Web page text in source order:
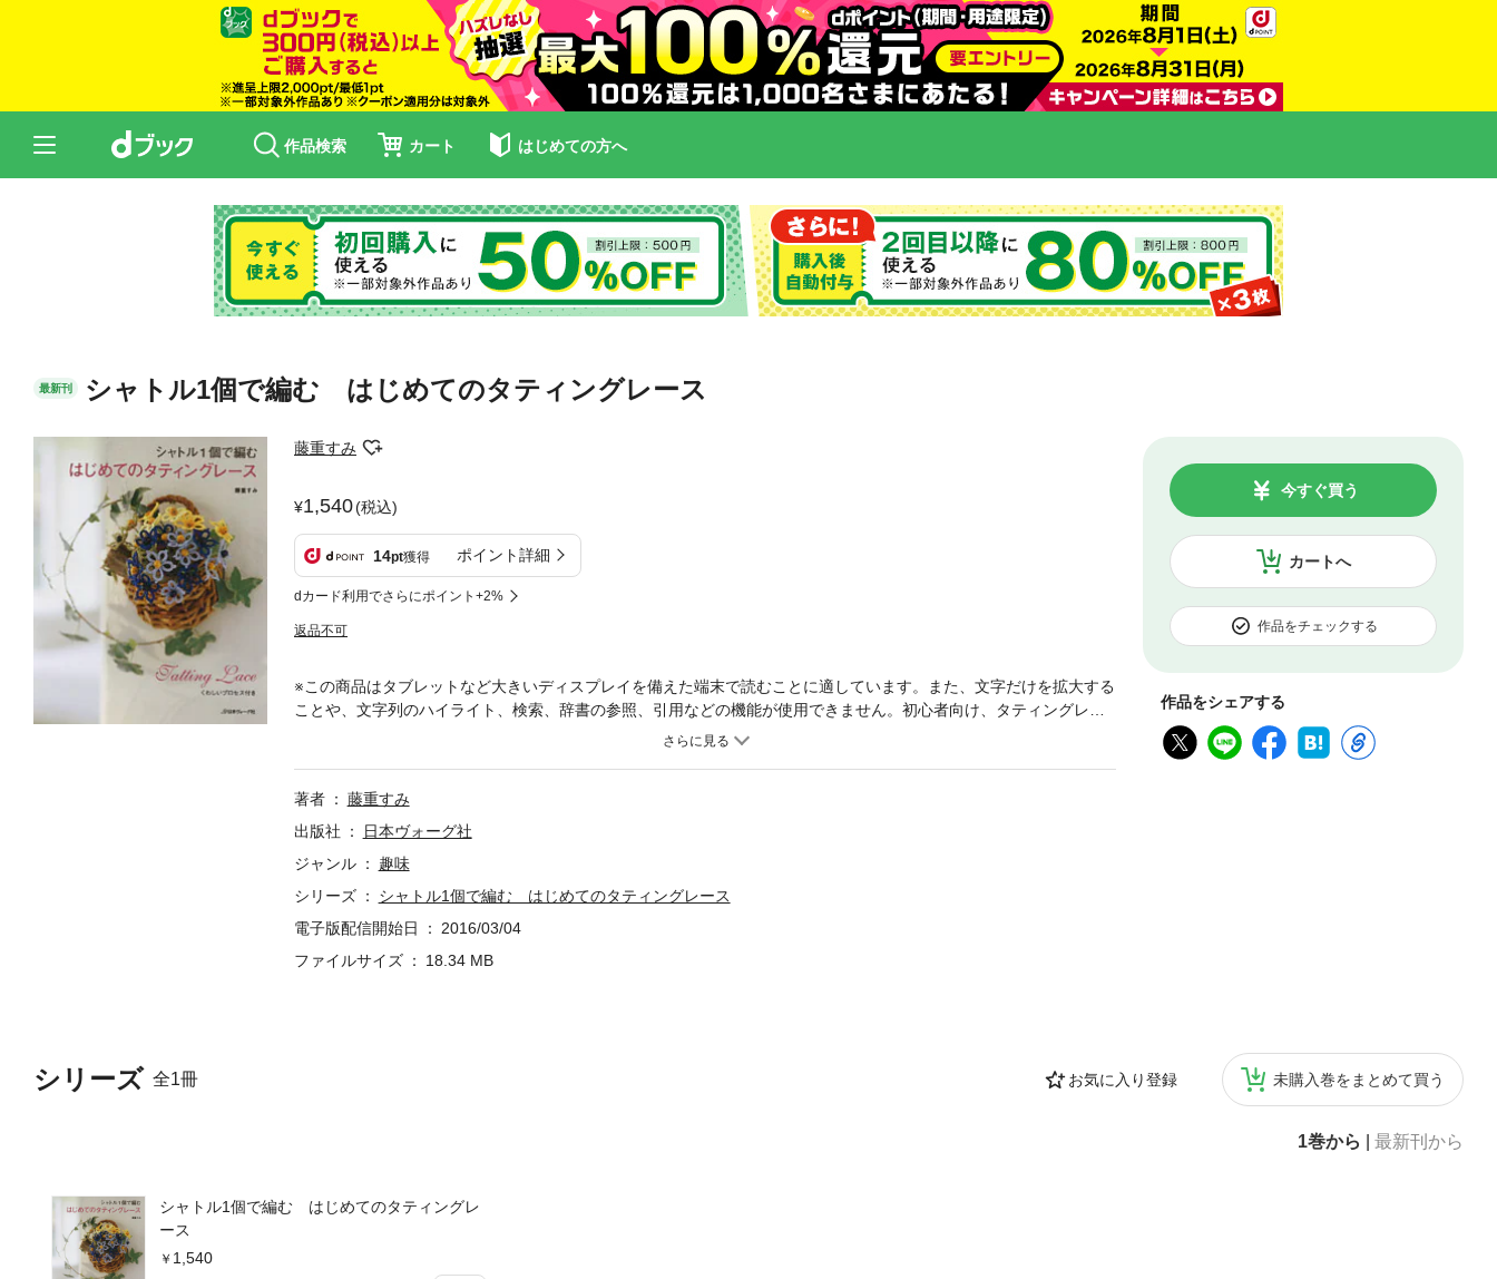
作品検索 カート はじめての方へ
最新刊 シャトル1個で編む はじめてのタティングレース
藤重すみ
1,540(税込)
14pt獲得 ポイント詳細
dカード利用でさらにポイント+2%
返品不可
カートへ
今すぐ買う
作品をチェックする
作品をシェアする
シリーズ 全1冊 お気に入り登録 未購入巻をまとめて買う
1巻から 最新刊から
シャトル1個で編む はじめてのタティングレ
ース
1,540
※この商品はタブレットなど大きいディスプレイを備えた端末で読むことに適しています。また、文字だけを拡大する
ことや、文字列のハイライト、検索、辞書の参照、引用などの機能が使用できません。初心者向け、タティングレー
スの入門的な本です。使っている糸はオリムパス エミーグランデ“カラーズ”を中心に花束、アクセサリー、ミニ額、
紙版と掲載内容が異なる場合がございます。※本書の全部または一部を無断で複製、転載、改ざん、公衆送信するこ
と、及び有償無償にかかわらず、本データを第三者に譲渡することを禁じます。※本書に掲載された作品等の著作権
コピー・複製して利用することはできません。※実物大とは、紙版に掲載された際のサイズです。※本書に記載されて
いる寸法、倍率は、お使いの端末や表示倍率により記載されている寸法・倍率とは異なった表示となります。※掲載情
報は、紙版発売当時の情報です。
著者
藤重すみ
出版社
日本ヴォーグ社
ジャンル
趣味
シリーズ
シャトル1個で編む はじめてのタティングレース
電子版配信開始日
2016/03/04
ファイルサイズ
18.34 MB